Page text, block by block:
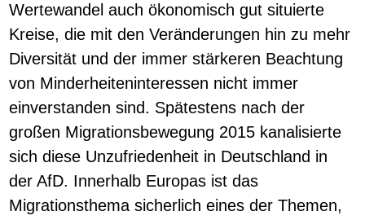
Wertewandel auch ökonomisch gut situierte
Kreise, die mit den Veränderungen hin zu mehr
Diversität und der immer stärkeren Beachtung
von Minderheiteninteressen nicht immer
einverstanden sind. Spätestens nach der
großen Migrationsbewegung 2015 kanalisierte
sich diese Unzufriedenheit in Deutschland in
der AfD. Innerhalb Europas ist das
Migrationsthema sicherlich eines der Themen,